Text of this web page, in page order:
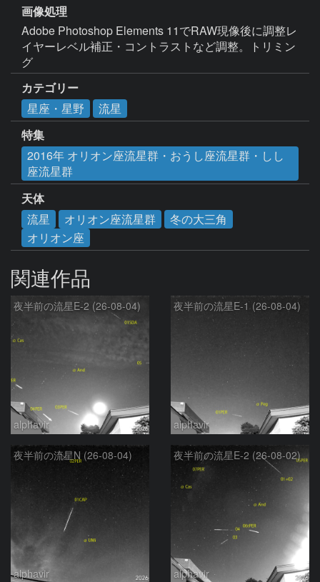
画像処理
Adobe Photoshop Elements 11でRAW現像後に調整レ
イヤーレベル補正・コントラストなど調整。トリミン
グ
カテゴリー
星座・星野
流星
特集
2016年 オリオン座流星群・おうし座流星群・しし
座流星群
天体
流星
オリオン座流星群
冬の大三角
オリオン座
関連作品
夜半前の流星E-2 (26-08-04)
alphavir
夜半前の流星E-1 (26-08-04)
alphavir
夜半前の流星N (26-08-04)
alphavir
夜半前の流星E-2 (26-08-02)
alphavir